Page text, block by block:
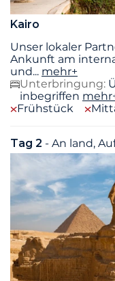
Kairo
Unser lokaler
Ankunft am
und... mehr+
Unterbringung:
inbegriffen
Frühstück
Tag 2 - An land,